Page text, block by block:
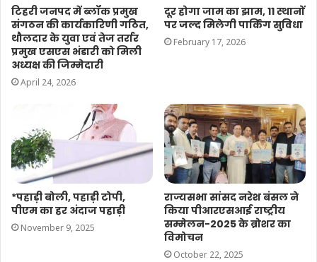
टिहरी जनपद में ब्लॉक प्रमुख
संगठन की कार्यकारिणी गठित,
थौलदार के युवा एवं तेज तर्रार
प्रमुख एसएस भंडारी को मिली
अध्यक्ष की जिम्मेदारी
April 24, 2026
दूर होगा जाम का झाम, 11 स्थानों
पर जल्द मिलेगी पार्किंग सुविधा
February 17, 2026
*पहाड़ी बोली, पहाड़ी टोपी,
पीएम का हर अंदाज पहाड़ी
November 9, 2025
राज्यसभा सांसद नरेश बंसल ने
किया पीआरएसआई राष्ट्रीय
सम्मेलन-2025 के ब्रोशर का
विमोचन
October 22, 2025